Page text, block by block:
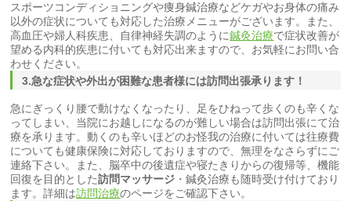
スポーツコンディショニングや痩身鍼治療などケガやお身体の痛み
以外の症状についても対応した治療メニューがございます。また、
高血圧や婦人科疾患、自律神経失調のように鍼灸治療で症状改善が
望める内科的疾患に付いても対応出来ますので、お気軽にお問い合
わせください。
3.急な症状や外出が困難な患者様には訪問出張承ります！
急にぎっくり腰で動けなくなったり、足をひねって歩くのも辛くな
ってしまい、当院にお越しになるのが難しい場合は訪問出張にて治
療を承ります。動くのも辛いほどのお怪我の治療に付いては往療費
についても健康保険に対応しておりますので、無理をなさらずにご
連絡下さい。また、脳卒中の後遺症や寝たきりからの復帰等、機能
回復を目的とした訪問マッサージ ・鍼灸治療も随時受け付けており
ます。詳細は訪問治療のページをご確認下さい。